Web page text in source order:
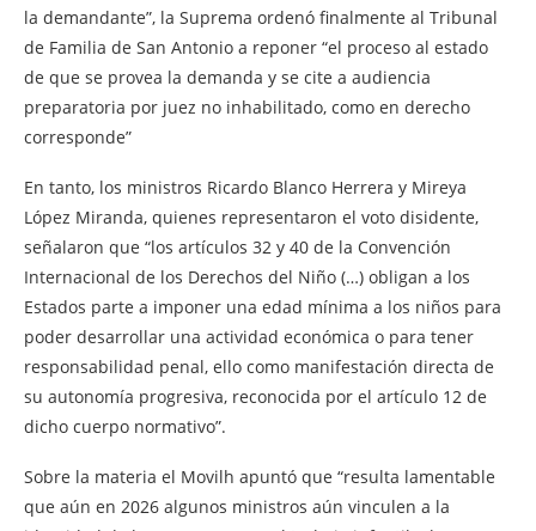
la demandante”, la Suprema ordenó finalmente al Tribunal
de Familia de San Antonio a reponer “el proceso al estado
de que se provea la demanda y se cite a audiencia
preparatoria por juez no inhabilitado, como en derecho
corresponde”
En tanto, los ministros Ricardo Blanco Herrera y Mireya
López Miranda, quienes representaron el voto disidente,
señalaron que “los artículos 32 y 40 de la Convención
Internacional de los Derechos del Niño (…) obligan a los
Estados parte a imponer una edad mínima a los niños para
poder desarrollar una actividad económica o para tener
responsabilidad penal, ello como manifestación directa de
su autonomía progresiva, reconocida por el artículo 12 de
dicho cuerpo normativo”.
Sobre la materia el Movilh apuntó que “resulta lamentable
que aún en 2026 algunos ministros aún vinculen a la